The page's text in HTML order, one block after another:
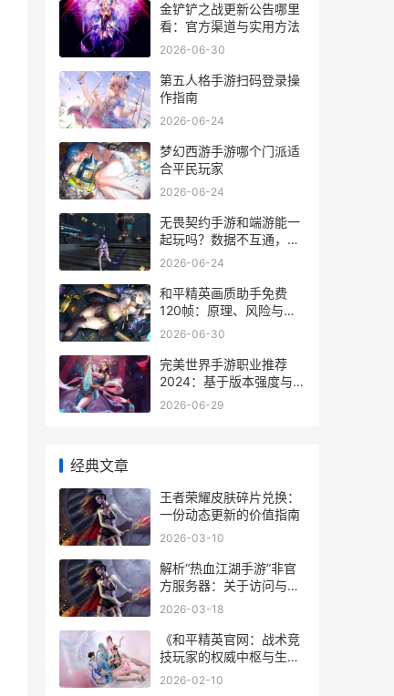
金铲铲之战更新公告哪里
看：官方渠道与实用方法
2026-06-30
第五人格手游扫码登录操
作指南
2026-06-24
梦幻西游手游哪个门派适
合平民玩家
2026-06-24
无畏契约手游和端游能一
起玩吗？数据不互通，匹
配也分开
2026-06-24
和平精英画质助手免费
120帧：原理、风险与实
操指南
2026-06-30
完美世界手游职业推荐
2024：基于版本强度与实
战场景的客观分析
2026-06-29
经典文章
王者荣耀皮肤碎片兑换：
一份动态更新的价值指南
2026-03-10
解析“热血江湖手游”非官
方服务器：关于访问与服
务的专业指引
2026-03-18
《和平精英官网：战术竞
技玩家的权威中枢与生态
门户》
2026-02-10